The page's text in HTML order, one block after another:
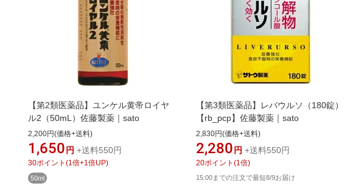
【第2類医薬品】ユンケル黄帝ロイヤ
ル2（50mL）佐藤製薬｜sato
2,200円(価格+送料)
1,650 円 +送料550円
30ポイント (1 倍+1 倍UP)
50ml
【第3類医薬品】レバウルソ（180錠）
【rb_pcp】佐藤製薬｜sato
2,830円(価格+送料)
2,280 円 +送料550円
20ポイント (1 倍)
15:00までの注文で最短8/9お届け